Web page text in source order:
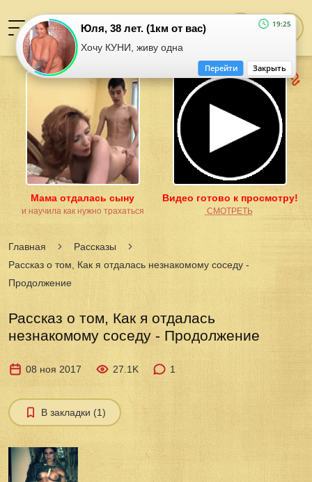
Мама отдалась сыну
и научила как нужно трахаться
Видео готово к просмотру!
͟С͟М͟О͟Т͟Р͟Е͟Т͟Ь
Главная
Рассказы
Рассказ о том, Как я отдалась незнакомому соседу -
Продолжение
Рассказ о том, Как я отдалась
незнакомому соседу - Продолжение
08 ноя 2017 27.1K 1
В закладки (1)
Юля, 38 лет. (1км от вас)
Хочу КУНИ, живу одна
19:25
Закрыть
Перейти